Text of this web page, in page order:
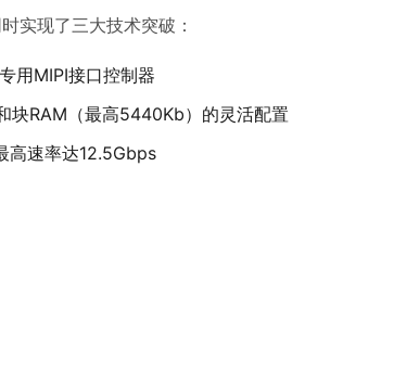
实现了三大技术突破：
用MIPI接口控制器
块RAM（最高5440Kb）的灵活配置
高速率达12.5Gbps